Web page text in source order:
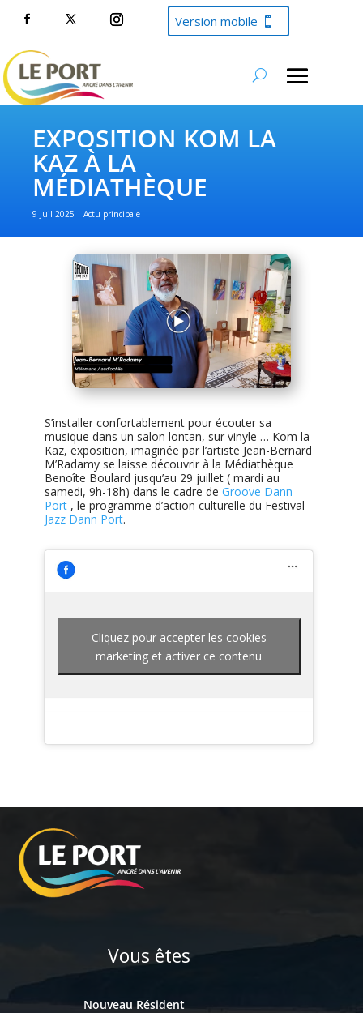
Version mobile
EXPOSITION KOM LA
KAZ À LA
MÉDIATHÈQUE
9 Juil 2025 Actu principale
S’installer confortablement pour écouter sa
musique dans un salon lontan, sur vinyle … Kom la
Kaz, exposition, imaginée par l’artiste Jean-Bernard
M’Radamy se laisse découvrir à la Médiathèque
Benoîte Boulard jusqu’au 29 juillet ( mardi au
samedi, 9h-18h) dans le cadre de Groove Dann
Port , le programme d’action culturelle du Festival
Jazz Dann Port.
Cliquez pour accepter les cookies
marketing et activer ce contenu
Vous êtes
Nouveau Résident